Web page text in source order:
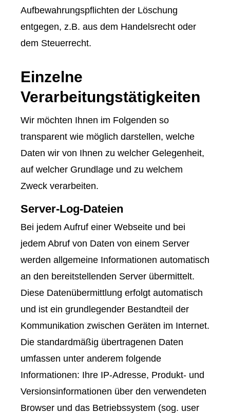
Aufbewahrungspflichten der Löschung
entgegen, z.B. aus dem Handelsrecht oder
dem Steuerrecht.
Einzelne
Verarbeitungstätigkeiten
Wir möchten Ihnen im Folgenden so
transparent wie möglich darstellen, welche
Daten wir von Ihnen zu welcher Gelegenheit,
auf welcher Grundlage und zu welchem
Zweck verarbeiten.
Server-Log-Dateien
Bei jedem Aufruf einer Webseite und bei
jedem Abruf von Daten von einem Server
werden allgemeine Informationen automatisch
an den bereitstellenden Server übermittelt.
Diese Datenübermittlung erfolgt automatisch
und ist ein grundlegender Bestandteil der
Kommunikation zwischen Geräten im Internet.
Die standardmäßig übertragenen Daten
umfassen unter anderem folgende
Informationen: Ihre IP-Adresse, Produkt- und
Versionsinformationen über den verwendeten
Browser und das Betriebssystem (sog. user